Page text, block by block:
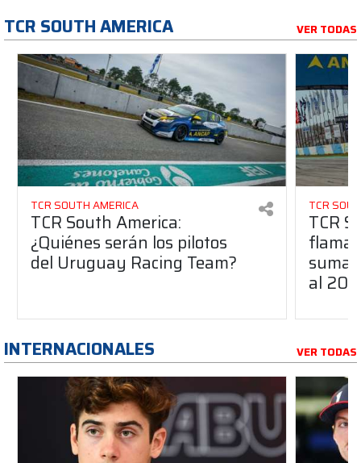
TCR SOUTH AMERICA VER TODAS
TCR SOUTH AMERICA
TCR South America:
¿Quiénes serán los pilotos
del Uruguay Racing Team?
TCR
TCR
suma
al
INTERNACIONALES VER TODAS